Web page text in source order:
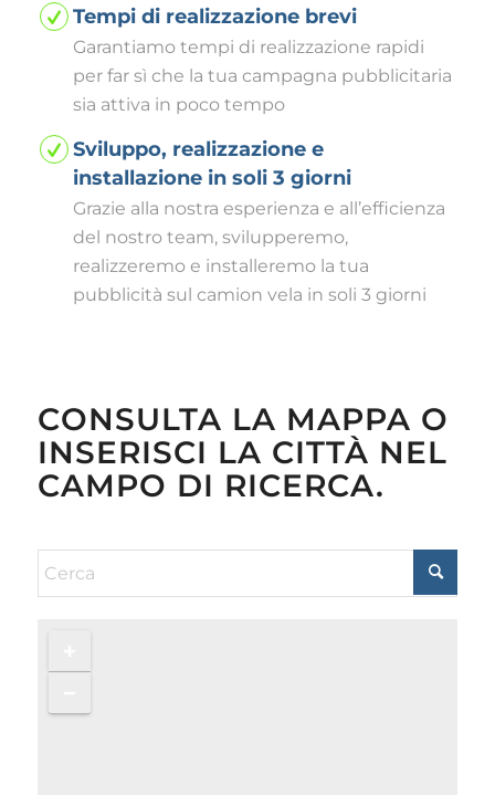
Tempi di realizzazione brevi
Garantiamo tempi di realizzazione rapidi
per far sì che la tua campagna pubblicitaria
sia attiva in poco tempo
Sviluppo, realizzazione e
installazione in soli 3 giorni
Grazie alla nostra esperienza e all’efficienza
del nostro team, svilupperemo,
realizzeremo e installeremo la tua
pubblicità sul camion vela in soli 3 giorni
CONSULTA LA MAPPA O
INSERISCI LA CITTÀ NEL
CAMPO DI RICERCA.